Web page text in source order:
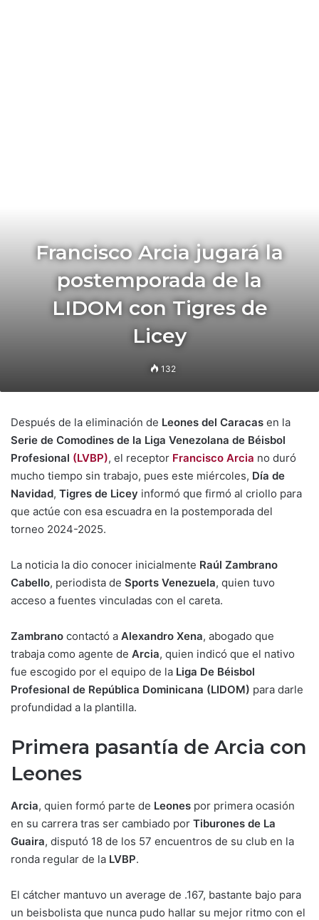
Francisco Arcia jugará la
postemporada de la
LIDOM con Tigres de
Licey
132
Después de la eliminación de Leones del Caracas en la
Serie de Comodines de la Liga Venezolana de Béisbol
Profesional (LVBP), el receptor Francisco Arcia no duró
mucho tiempo sin trabajo, pues este miércoles, Día de
Navidad, Tigres de Licey informó que firmó al criollo para
que actúe con esa escuadra en la postemporada del
torneo 2024-2025.
La noticia la dio conocer inicialmente Raúl Zambrano
Cabello, periodista de Sports Venezuela, quien tuvo
acceso a fuentes vinculadas con el careta.
Zambrano contactó a Alexandro Xena, abogado que
trabaja como agente de Arcia, quien indicó que el nativo
fue escogido por el equipo de la Liga De Béisbol
Profesional de República Dominicana (LIDOM) para darle
profundidad a la plantilla.
Primera pasantía de Arcia con
Leones
Arcia, quien formó parte de Leones por primera ocasión
en su carrera tras ser cambiado por Tiburones de La
Guaira, disputó 18 de los 57 encuentros de su club en la
ronda regular de la LVBP.
El cátcher mantuvo un average de .167, bastante bajo para
un beisbolista que nunca pudo hallar su mejor ritmo con el